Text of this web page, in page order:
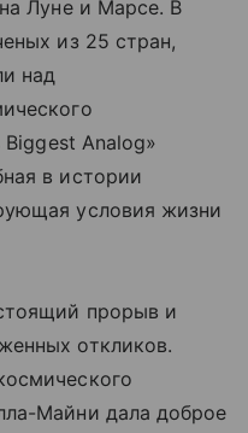
Луне и Марсе. В
из 25 стран,
над
Biggest Analog»
в истории
условия жизни
прорыв и
откликов.
Майни дала доброе